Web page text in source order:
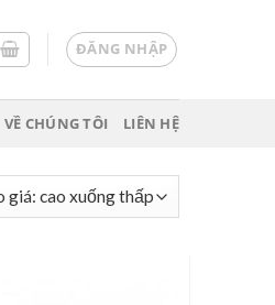
ĐĂNG NHẬP
VỀ CHÚNG TÔI LIÊN HỆ